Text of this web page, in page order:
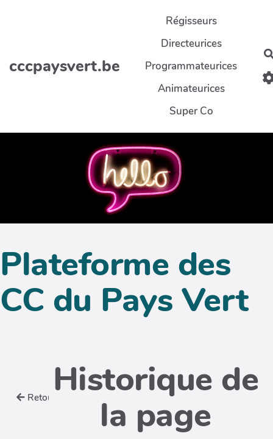
cccpaysvert.be
Régisseurs
Directeurices
Programmateurices
Animateurices
Super Co
Plateforme des
CC du Pays Vert
Retour Historique de
la page